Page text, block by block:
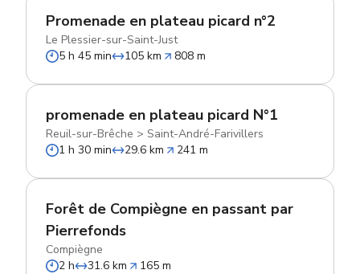
Promenade en plateau picard n°2
Le Plessier-sur-Saint-Just
5 h 45 min
105 km 808 m
promenade en plateau picard N°1
Reuil-sur-Brêche > Saint-André-Farivillers
1 h 30 min
29.6 km 241 m
Forêt de Compiègne en passant par
Pierrefonds
Compiègne
2 h
31.6 km 165 m